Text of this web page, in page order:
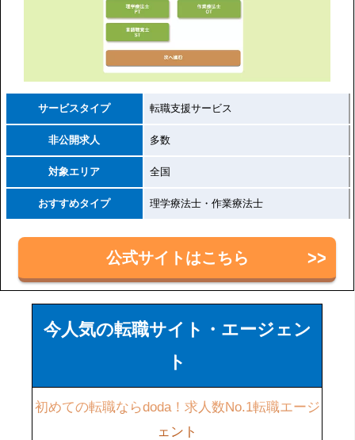
サービスタイプ 転職支援サービス
非公開求人 多数
対象エリア 全国
おすすめタイプ 理学療法士・作業療法士
公式サイトはこちら
今人気の転職サイト・エージェン
ト
初めての転職ならdoda！求人数No.1転職エージ
ェント